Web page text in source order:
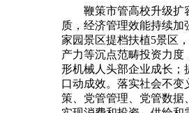
鞭策市管高校升级扩
质，经济管理效能持续加
家园景区提档扶植5景区
产力等沉点范畴投资力度
形机械人头部企业成长；
口动成效。落实社会不变
策、党管管理、党管数据